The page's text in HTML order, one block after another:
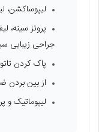
لیپوساکشن،
پروتز سینه،
جراحی زیبایی
پاک کردن تاتو
از بین بردن
لیپوماتیک و